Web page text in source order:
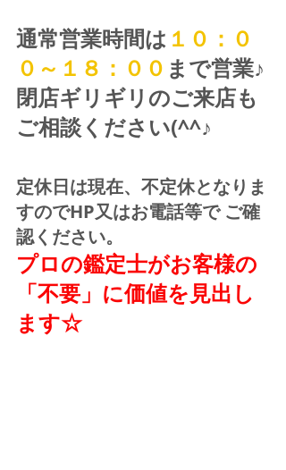
通常営業時間は １０：０
０～１８：００ まで営業♪
閉店ギリギリのご来店も
ご相談ください(^^♪
定休日は現在、不定休となりま
すのでHP又はお電話等で ご確
認ください。
プロの鑑定士がお客様の
「不要」に価値を見出し
ます☆